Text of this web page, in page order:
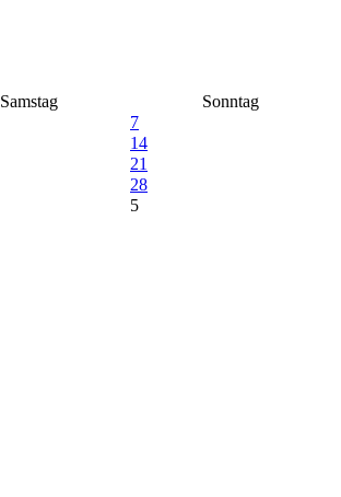
Samstag
Sonntag
7
14
21
28
5